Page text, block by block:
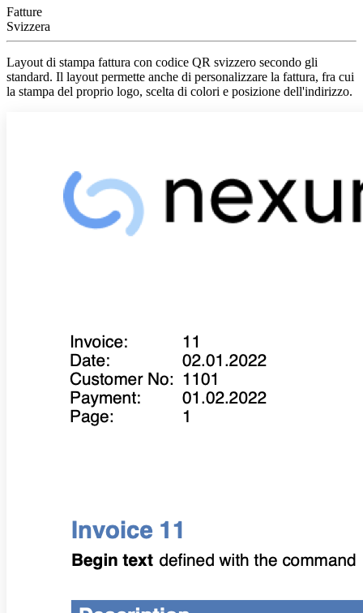
Fatture
Svizzera
Layout di stampa fattura con codice QR svizzero secondo gli
standard. Il layout permette anche di personalizzare la fattura, fra cui
la stampa del proprio logo, scelta di colori e posizione dell'indirizzo.